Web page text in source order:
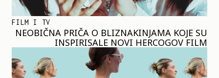
FILM I TV
NEOBIČNA PRIČA O BLIZNAKINJAMA KOJE SU
INSPIRISALE NOVI HERCOGOV FILM